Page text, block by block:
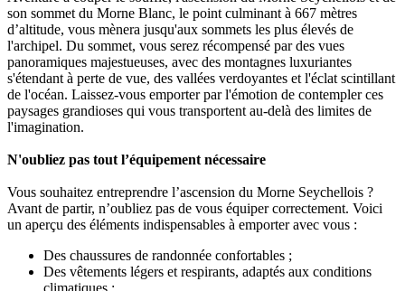
son sommet du Morne Blanc, le point culminant à 667 mètres
d’altitude, vous mènera jusqu'aux sommets les plus élevés de
l'archipel. Du sommet, vous serez récompensé par des vues
panoramiques majestueuses, avec des montagnes luxuriantes
s'étendant à perte de vue, des vallées verdoyantes et l'éclat scintillant
de l'océan. Laissez-vous emporter par l'émotion de contempler ces
paysages grandioses qui vous transportent au-delà des limites de
l'imagination.
N'oubliez pas tout l’équipement nécessaire
Vous souhaitez entreprendre l’ascension du Morne Seychellois ?
Avant de partir, n’oubliez pas de vous équiper correctement. Voici
un aperçu des éléments indispensables à emporter avec vous :
Des chaussures de randonnée confortables ;
Des vêtements légers et respirants, adaptés aux conditions